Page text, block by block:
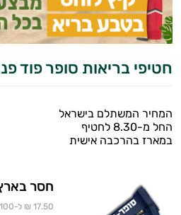
חטיפי בריאות סופר פוד
המחיר המשתלם בישראל
החל מ-8.30 לחטיף
במארז בהרכבה אישית
חסר
17.50 ₪ ל-100 גרם